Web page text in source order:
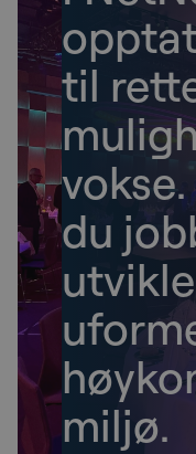
til
du
miljø.